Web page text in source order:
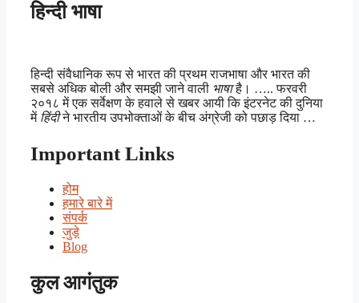
हिन्दी भाषा
हिन्दी संवैधानिक रूप से भारत की प्रथम राजभाषा और भारत की
सबसे अधिक बोली और समझी जाने वाली भाषाहै। ….. फरवरी
२०१८ में एक सर्वेक्षण के हवाले से खबर आयी कि इंटरनेट की दुनिया
में हिंदीने भारतीय उपभोक्ताओं के बीच अंग्रेजी को पछाड़ दिया …
Important Links
होम
हमारे बारे में
संपर्क
जुड़े
Blog
कुल आगंतुक